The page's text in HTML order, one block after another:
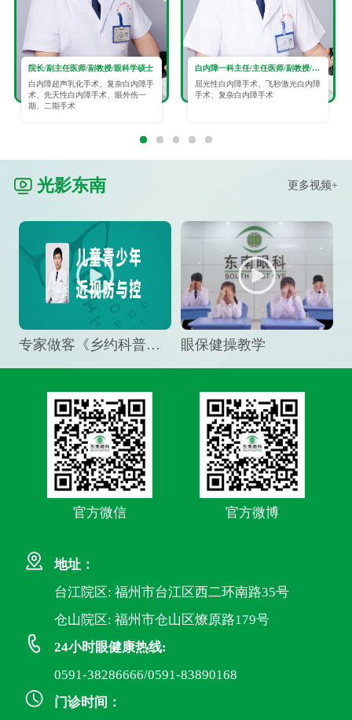
院长/副主任医师/副教授/眼科学硕士
白内障超声乳化手术、复杂白内障手
术、先天性白内障手术、眼外伤一
期、二期手术
白内障一科主任/主任医师/副教授/眼科学硕士
屈光性白内障手术、飞秒激光白内障
手术、复杂白内障手术
光影东南 更多视频+
专家做客《乡约科普》栏目，预防孩子近视竟然这么“简单” 眼保健操教学
官方微信 官方微博
地址：
台江院区: 福州市台江区西二环南路35号
仓山院区: 福州市仓山区燎原路179号
24小时眼健康热线:
0591-38286666/0591-83890168
门诊时间：